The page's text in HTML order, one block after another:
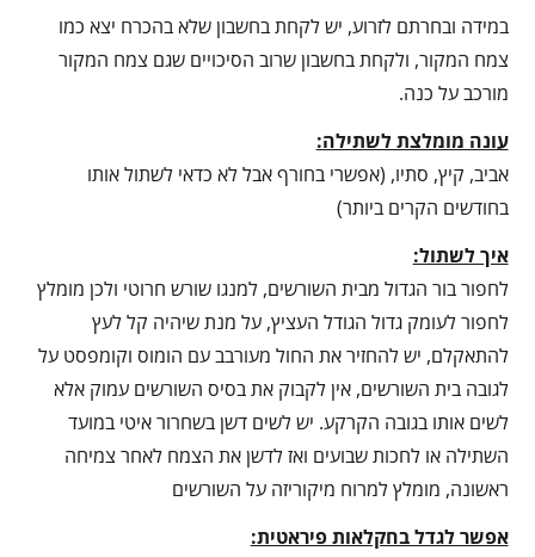
במידה ובחרתם לזרוע, יש לקחת בחשבון שלא בהכרח יצא כמו
צמח המקור, ולקחת בחשבון שרוב הסיכויים שגם צמח המקור
מורכב על כנה.
עונה מומלצת לשתילה:
אביב, קיץ, סתיו, (אפשרי בחורף אבל לא כדאי לשתול אותו
בחודשים הקרים ביותר)
איך לשתול:
לחפור בור הגדול מבית השורשים, למנגו שורש חרוטי ולכן מומלץ
לחפור לעומק גדול הגודל העציץ, על מנת שיהיה קל לעץ
להתאקלם, יש להחזיר את החול מעורבב עם הומוס וקומפסט על
לגובה בית השורשים, אין לקבוק את בסיס השורשים עמוק אלא
לשים אותו בגובה הקרקע. יש לשים דשן בשחרור איטי במועד
השתילה או לחכות שבועים ואז לדשן את הצמח לאחר צמיחה
ראשונה, מומלץ למרוח מיקוריזה על השורשים
אפשר לגדל בחקלאות פיראטית: